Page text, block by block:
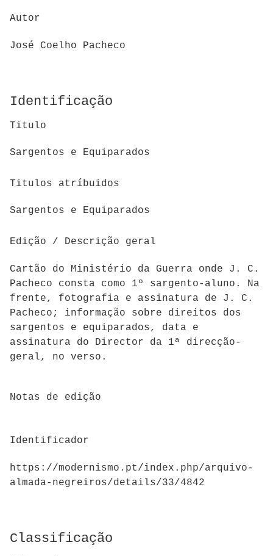
Autor
José Coelho Pacheco
Identificação
Titulo
Sargentos e Equiparados
Titulos atríbuidos
Sargentos e Equiparados
Edição / Descrição geral
Cartão do Ministério da Guerra onde J. C.
Pacheco consta como 1º sargento-aluno. Na
frente, fotografia e assinatura de J. C.
Pacheco; informação sobre direitos dos
sargentos e equiparados, data e
assinatura do Director da 1ª direcção-
geral, no verso.
Notas de edição
Identificador
https://modernismo.pt/index.php/arquivo-
almada-negreiros/details/33/4842
Classificação